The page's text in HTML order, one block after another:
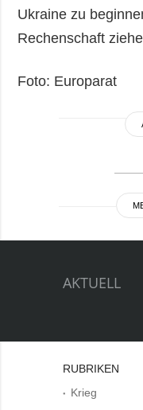
Ukraine zu
Rechenschaft
Foto: Europarat
AKTUELL
RUBRIKEN
Krieg